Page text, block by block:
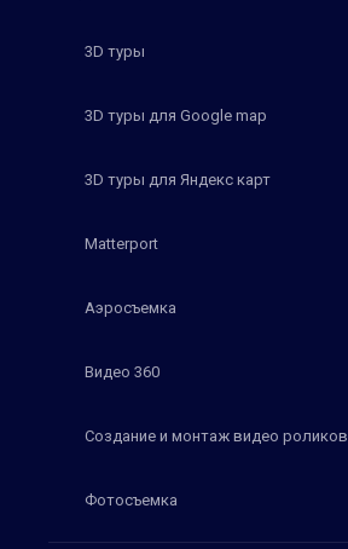
3D туры
3D туры для Google map
3D туры для Яндекс карт
Matterport
Аэросъемка
Видео 360
Создание и монтаж видео роликов
Фотосъемка